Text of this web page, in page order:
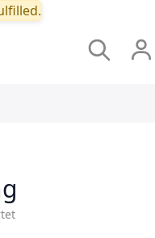
Suche